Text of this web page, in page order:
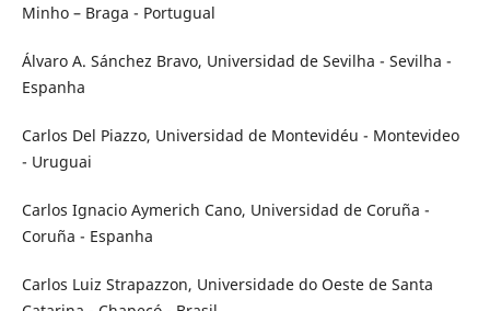
Minho – Braga - Portugual
Álvaro A. Sánchez Bravo, Universidad de Sevilha - Sevilha -
Espanha
Carlos Del Piazzo, Universidad de Montevidéu - Montevideo
- Uruguai
Carlos Ignacio Aymerich Cano, Universidad de Coruña -
Coruña - Espanha
Carlos Luiz Strapazzon, Universidade do Oeste de Santa